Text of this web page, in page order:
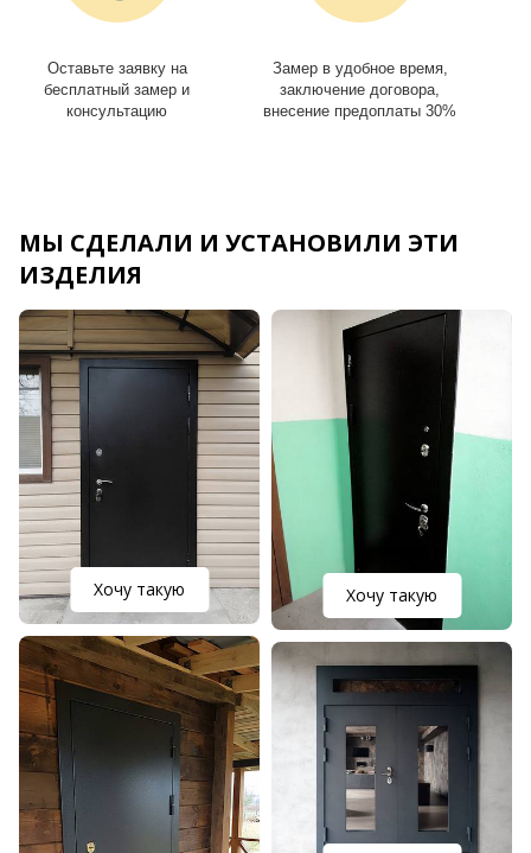
Оставьте заявку на
бесплатный замер и
консультацию
Замер в удобное время,
заключение договора,
внесение предоплаты 30%
МЫ СДЕЛАЛИ И УСТАНОВИЛИ ЭТИ
ИЗДЕЛИЯ
Хочу такую Хочу такую